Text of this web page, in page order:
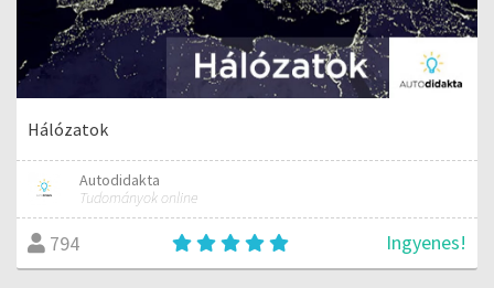
Hálózatok
Autodidakta
Tudományok online
794 Ingyenes!